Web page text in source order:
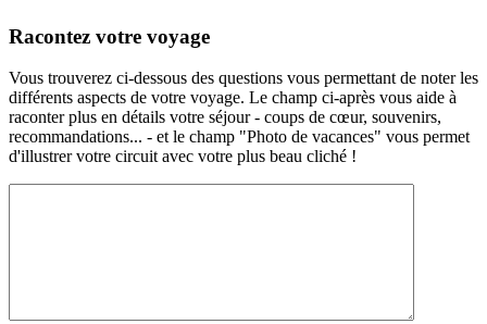
Racontez votre voyage
Vous trouverez ci-dessous des questions vous permettant de noter les
différents aspects de votre voyage. Le champ ci-après vous aide à
raconter plus en détails votre séjour - coups de cœur, souvenirs,
recommandations... - et le champ "Photo de vacances" vous permet
d'illustrer votre circuit avec votre plus beau cliché !